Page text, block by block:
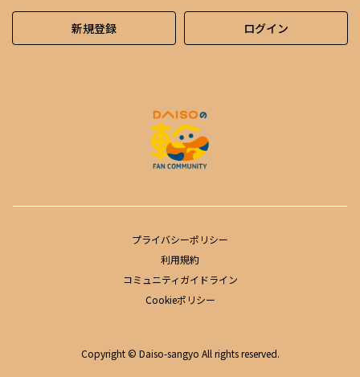
新規登録 ログイン
プライバシーポリシー
利用規約
コミュニティガイドライン
Cookieポリシー
Copyright © Daiso-sangyo All rights reserved.